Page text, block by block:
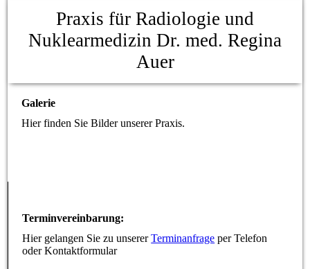
Praxis für Radiologie und
Nuklearmedizin Dr. med. Regina
Auer
Galerie
Hier finden Sie Bilder unserer Praxis.
Terminvereinbarung:
Hier gelangen Sie zu unsererTerminanfrage per Telefon
oder Kontaktformular